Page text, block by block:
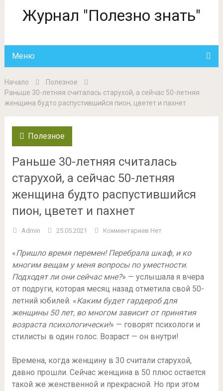
Журнал "Полезно знать"
Меню
Начало
Полезное
Раньше 30-летняя считалась старухой, а сейчас 50-летняя
женщина будто распустившийся пион, цветет и пахнет
Полезное
Раньше 30-летняя считалась
старухой, а сейчас 50-летняя
женщина будто распустившийся
пион, цветет и пахнет
Admin 25.05.2021 Комментариев Нет
«Пришло время перемен! Перебрала шкаф, и ко
многим вещам у меня вопросы по уместности.
Подходят ли они сейчас мне?» — услышала я вчера
от подруги, которая месяц назад отметила свой 50-
летний юбилей. «Каким будет гардероб для
женщины 50 лет, во многом зависит от принятия
возраста психологически!» — говорят психологи и
стилисты в один голос. Возраст — он внутри!
Времена, когда женщину в 30 считали старухой,
давно прошли. Сейчас женщина в 50 плюс остается
такой же женственной и прекрасной. Но при этом